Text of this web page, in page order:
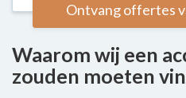
Ontvang offertes
Waarom wij een
zouden moeten